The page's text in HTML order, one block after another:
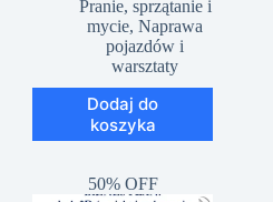
Pranie, sprzątanie i
mycie,Naprawa
pojazdów i
warsztaty
Dodaj do
koszyka
50% OFF